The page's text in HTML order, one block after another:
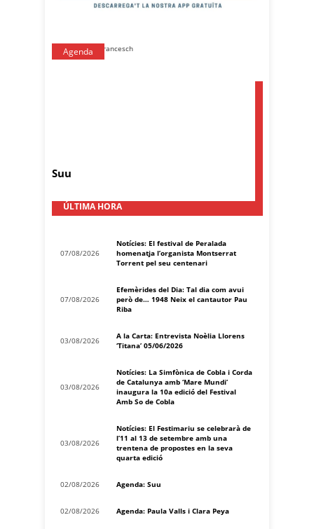
Agenda
Suu
ÚLTIMA HORA
07/08/2026
Notícies: El festival de Peralada
homenatja l’organista Montserrat
Torrent pel seu centenari
07/08/2026
Efemèrides del Dia: Tal dia com avui
però de… 1948 Neix el cantautor Pau
Riba
03/08/2026
A la Carta: Entrevista Noèlia Llorens
‘Titana’ 05/06/2026
03/08/2026
Notícies: La Simfònica de Cobla i Corda
de Catalunya amb ‘Mare Mundi’
inaugura la 10a edició del Festival
Amb So de Cobla
03/08/2026
Notícies: El Festimariu se celebrarà de
l’11 al 13 de setembre amb una
trentena de propostes en la seva
quarta edició
02/08/2026 Agenda: Suu
02/08/2026 Agenda: Paula Valls i Clara Peya